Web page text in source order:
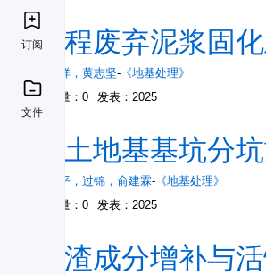
订阅
文件
工程废弃泥浆固
金茂祥 ， 黄志坚- 《地基处理》
被引量：0
发表：2025
砂土地基基坑分
黎红平 ， 过锦 ， 俞建霖- 《地基处理》
被引量：0
发表：2025
钢渣成分增补与